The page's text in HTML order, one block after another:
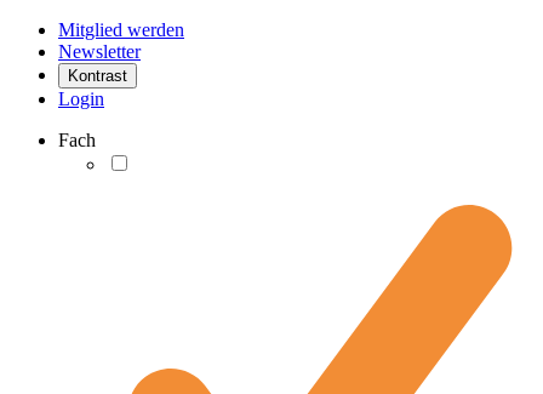
Mitglied werden
Newsletter
Kontrast
Login
Fach